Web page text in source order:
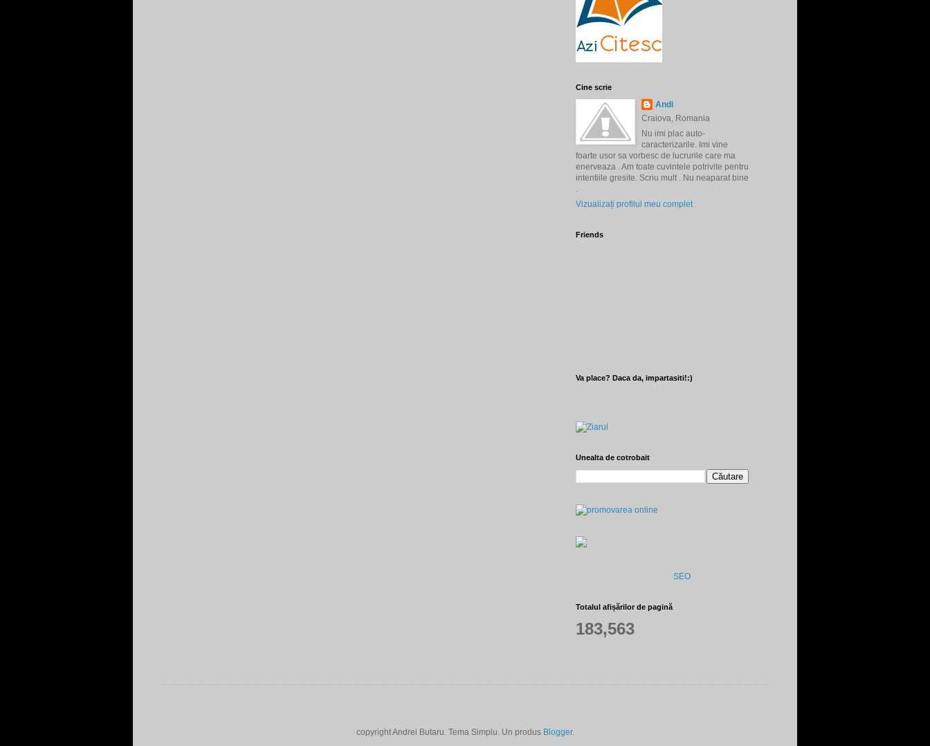
Cine scrie
Andi
Craiova, Romania
Nu imi plac auto-
caracterizarile. Imi vine
foarte usor sa vorbesc de lucrurile care ma
enerveaza . Am toate cuvintele potrivite pentru
intentiile gresite. Scriu mult . Nu neaparat bine
.
Vizualizați profilul meu complet
Friends
Va place? Daca da, impartasiti!:)
Unealta de cotrobait
SEO
Totalul afișărilor de pagină
183,563
copyright Andrei Butaru. Tema Simplu. Un produs Blogger.